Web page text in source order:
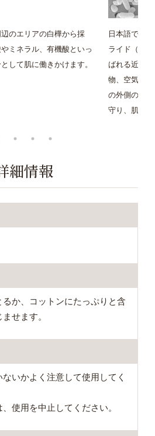
のエリアの白樺から採
ミネラル、有機酸といっ
して肌に働きかけます。
日本語では
ライド（
ばれる近年
物、空気中
の外側の成
守り、肌を
細情報
か、コットンにたっぷりと含
せます。
いかよく注意して使用してく
使用を中止してください。